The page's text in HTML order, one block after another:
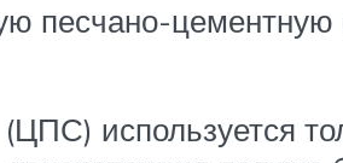
песчано-
используется